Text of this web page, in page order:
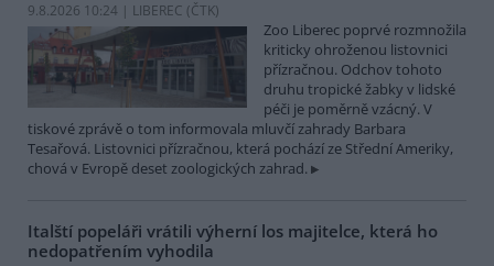
9.8.2026 10:24 | LIBEREC (ČTK)
Zoo Liberec poprvé rozmnožila
kriticky ohroženou listovnici
přízračnou. Odchov tohoto
druhu tropické žabky v lidské
péči je poměrně vzácný. V
tiskové zprávě o tom informovala mluvčí zahrady Barbara
Tesařová. Listovnici přízračnou, která pochází ze Střední Ameriky,
chová v Evropě deset zoologických zahrad.
Italští popeláři vrátili výherní los majitelce, která ho
nedopatřením vyhodila